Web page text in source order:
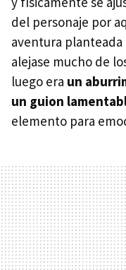
del personaje por
aventura
alejase mucho de
luego era un
un guion
elemento para